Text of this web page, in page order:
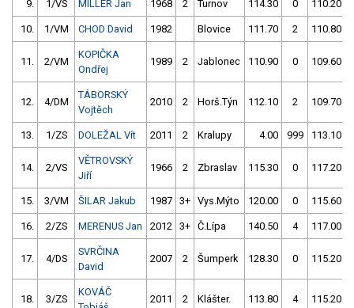
9. 1/VS MILLER Jan 1968 2 Turnov 114.30 0 110.20
10. 1/VM CHOD David 1982 Blovice 111.70 2 110.80
11. 2/VM
KOPIČKA
Ondřej
1989 2 Jablonec 110.90 0 109.60
12. 4/DM
TÁBORSKÝ
Vojtěch
2010 2 Horš.Týn 112.10 2 109.70
13. 1/ZS DOLEŽAL Vít 2011 2 Kralupy 4.00 999 113.10
14. 2/VS
VĚTROVSKÝ
Jiří
1966 2 Zbraslav 115.30 0 117.20
15. 3/VM ŠILAR Jakub 1987 3+ Vys.Mýto 120.00 0 115.60
16. 2/ZS MERENUS Jan 2012 3+ Č.Lípa 140.50 4 117.00
17. 4/DS
SVRČINA
David
2007 2 Šumperk 128.30 0 115.20
18. 3/ZS
KOVÁČ
2011 2 Klášter. 113.80 4 115.20